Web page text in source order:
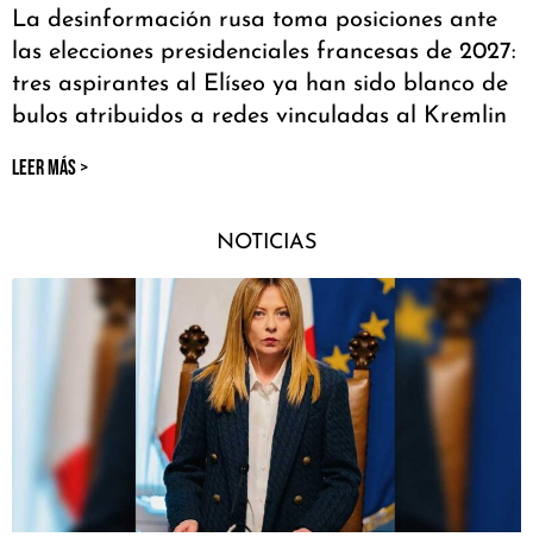
La desinformación rusa toma posiciones ante
las elecciones presidenciales francesas de 2027:
tres aspirantes al Elíseo ya han sido blanco de
bulos atribuidos a redes vinculadas al Kremlin
LEER MÁS >
NOTICIAS